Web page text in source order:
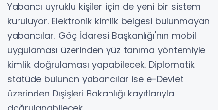
Yabancı uyruklu kişiler için de yeni bir sistem
kuruluyor. Elektronik kimlik belgesi bulunmayan
yabancılar, Göç İdaresi Başkanlığı'nın mobil
uygulaması üzerinden yüz tanıma yöntemiyle
kimlik doğrulaması yapabilecek. Diplomatik
statüde bulunan yabancılar ise e-Devlet
üzerinden Dışişleri Bakanlığı kayıtlarıyla